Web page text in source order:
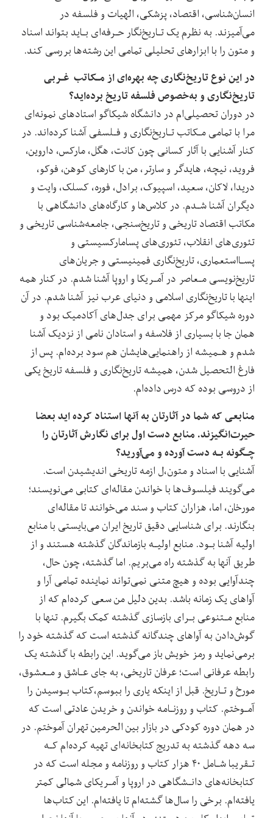
انسان‌شناسی،‌ اقتصاد، پزشکی، الهیات‌ و فلسفه در
می‌آمیزند. به نظرم یک تـاریخ‌نگار‌ حـرفه‌ای‌ بـاید بتواند اسناد
و متون را با ابزارهای تحلیلی تمامی این رشته‌ها بررسی کند.
در این نوع تاریخ‌نگاری‌ چه‌ بهره‌ای‌ از مـکاتب ‌ ‌غـربی
تاریخ‌نگاری و به‌خصوص فلسفه تاریخ برده‌اید؟
در‌ دوران تحصیلی‌ام در دانشگاه شیکاگو استادهای نمونه‌ای
مرا با تمامی مـکاتب تـاریخ‌نگاری و فـلسفی آشنا کرده‌اند. در
کنار آشنایی با آثار کسانی چون‌ کانت، هگل، مارکس، داروین،‌
فروید، نیچه، هایدگر و سارتر، من با کارهای کوهن، فوکو،
دریدا، لاکان، سعید، اسپیوک، برادل، فوره، کسلک، وایت و
دیگران آشنا شـدم.‌ در‌ کلاس‌ها و کارگاه‌های دانشگاهی با
مکاتب اقتصاد تاریخی و تاریخ‌سنجی، جامعه‌شناسی تاریخی و
تئوری‌های انقلاب، تئوری‌های پسامارکسیستی و
پسـااستعماری، تاریخ‌نگاری‌ فمینیستی‌ و جریان‌های
تاریخ‌نویسی مـعاصر در آمـریکا و اروپا آشنا شدم. در کنار همه‌
اینها‌ با‌ تاریخ‌نگاری اسلامی و دنیای عرب نیز آشنا شدم. در آن
دوره شیکاگو مرکز مهمی برای‌ جدل‌های‌ آکادمیک‌ بود و
همان جا با بسیاری از فلاسفه و استادان نامی از نزدیک آشنا‌
شدم‌ و هـمیشه از راهنمایی‌هایشان هم سود برده‌ام. پس از
فارغ التحصیل شدن، همیشه تاریخ‌نگاری‌ و فلسفه‌ تاریخ یکی
از دروسی بوده که درس داده‌ام.
منابعی که شما در آثارتان‌ به‌ آنها استناد کرده اید بعضا
حیرت‌انگیزند. منابع دست اول برای نگارش آثارتان را
چـگونه‌ بـه‌ دست‌ آورده و می‌آورید؟
آشنایی با اسناد و متون،ل ازمه تاریخی اندیشیدن است.
می‌گویند فیلسوف‌ها با خواندن مقاله‌ای کتابی‌ می‌نویسند؛
مورخان،‌ اما، هزاران کتاب و سند می‌خوانند تا مقاله‌ای
بنگارند. برای شناسایی دقیق تاریخ ایران‌ می‌بایستی‌ با‌ منابع
اولیه آشنا بـود. منابع اولیـه بازماندگان گذشته هستند و از
طریق آنها به گذشته راه‌ می‌بریم. اما‌ گذشته، چون‌ حال،
چندآوایی بوده و هیچ متنی نمی‌تواند نماینده تمامی آرا و
آواهای‌ یک‌ زمانه باشد. بدین دلیل من سعی کرده‌ام که از
منابع مـتنوعی بـرای بازسازی گذشته کمک بگیرم. تنها با‌
گوش‌دادن‌ به آواهای چندگانه گذشته است که گذشته خود را
برمی‌نماید و رمز‌ خویش‌ باز می‌گوید. این رابطه با گذشته یک
رابطه‌ عرفانی‌ است؛ عرفان‌ تاریخی، به جای عـاشق و مـعشوق،
مورخ و تـاریخ.‌ قبل‌ از اینکه یاری را ببوسم،کتاب بـوسیدن را
آمـوختم. کتاب و روزنـامه خواندن و خریدن‌ عادتی‌ است که
در همان دوره‌ کودکی‌ در بازار‌ بین‌ الحرمین‌ تهران آموختم. در
سه دهه گذشته به‌ تدریج‌ کتابخانه‌ای تهیه کرده‌ام کـه
تـقریبا شـامل ۴۰ هزار کتاب و روزنامه و مجله‌ است که در
کتابخانه‌های دانـشگاهی در‌ اروپا و آمـریکای شمالی‌ کمتر‌
یافته‌ام. برخی را سال‌ها گشته‌ام تا‌ یافته‌ام. این‌ کتاب‌ها